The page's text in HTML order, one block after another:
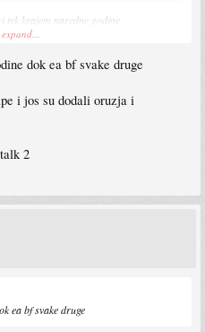
krajem naredne godine.
studios-begin-PlayStation-4-
ako sami ne lažu.
ide.
da se smjenjuju.
ogromne pare.
jesen, više ne znam ni koliko ih imaju.
na onim stock mapama. Još uveli da
za ea.
dok ea bf svake druge
i jos su dodali oruzja i
2
ea bf svake druge